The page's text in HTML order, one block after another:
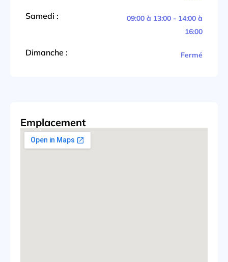
Samedi :
Dimanche :
09:00 à 13:00 - 14:00 à
16:00
Fermé
Emplacement